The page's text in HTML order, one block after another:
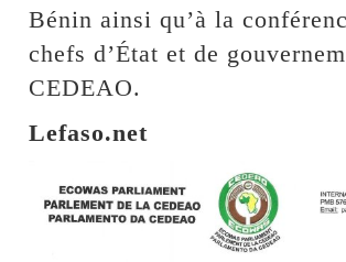
Bénin ainsi qu’à la
chefs d’État et de
CEDEAO.
Lefaso.net